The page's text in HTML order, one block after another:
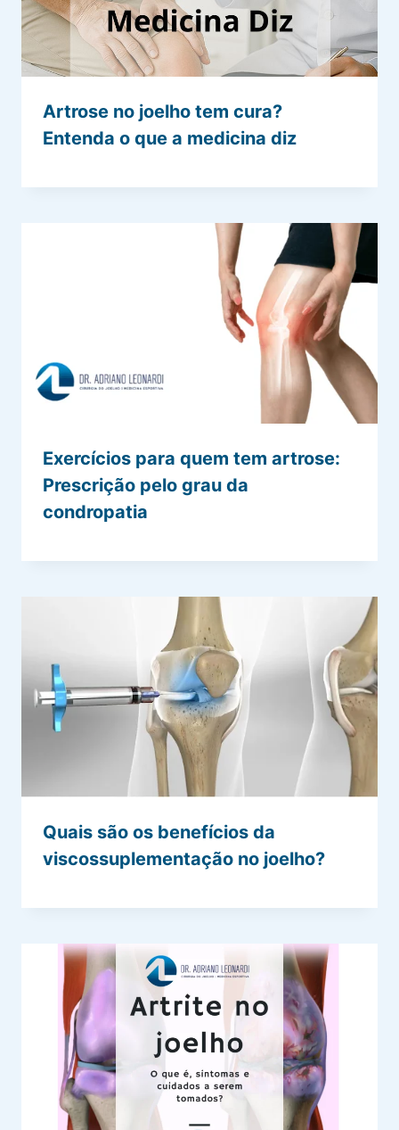
Artrose no joelho tem cura?
Entenda o que a medicina diz
Exercícios para quem tem artrose:
Prescrição pelo grau da
condropatia
Quais são os benefícios da
viscossuplementação no joelho?